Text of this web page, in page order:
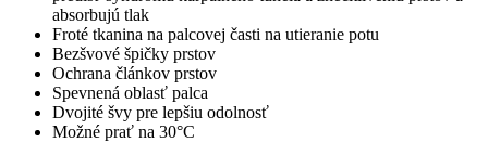
absorbujú tlak
Froté tkanina na palcovej časti na utieranie potu
Bezšvové špičky prstov
Ochrana článkov prstov
Spevnená oblasť palca
Dvojité švy pre lepšiu odolnosť
Možné prať na 30°C